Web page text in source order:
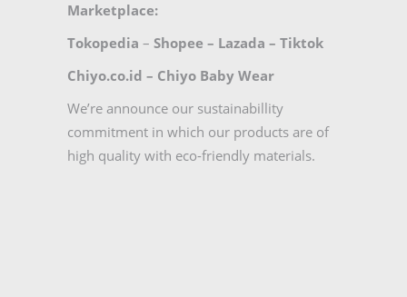
Marketplace:
Tokopedia – Shopee – Lazada – Tiktok
Chiyo.co.id – Chiyo Baby Wear
We’re announce our sustainabillity
commitment in which our products are of
high quality with eco-friendly materials.